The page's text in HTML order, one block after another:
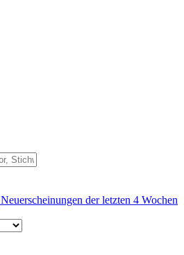
Neuerscheinungen der letzten 4 Wochen